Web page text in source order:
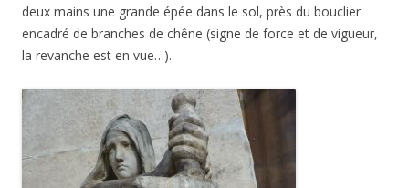
deux mains une grande épée dans le sol, près du bouclier
encadré de branches de chêne (signe de force et de vigueur,
la revanche est en vue…).